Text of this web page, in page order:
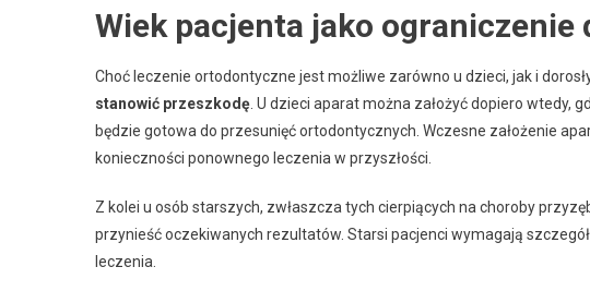
Wiek pacjenta jako ograniczenie
Choć leczenie ortodontyczne jest możliwe zarówno u dzieci, jak i
stanowić przeszkodę . U dzieci aparat można założyć dopiero wtedy,
będzie gotowa do przesunięć ortodontycznych. Wczesne założenie
konieczności ponownego leczenia w przyszłości.
Z kolei u osób starszych, zwłaszcza tych cierpiących na choroby
przynieść oczekiwanych rezultatów. Starsi pacjenci wymagają
leczenia.